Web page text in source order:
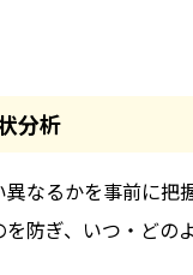
分析
なるかを事前に
防ぎ、いつ・どの